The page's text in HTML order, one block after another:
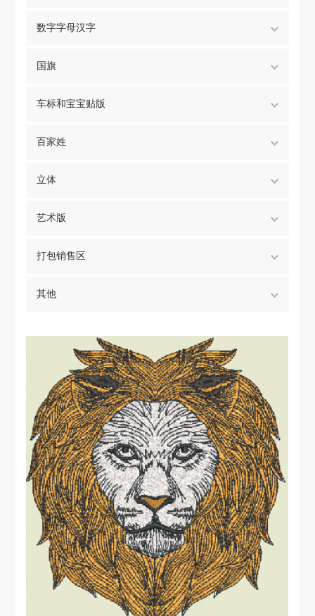
数字字母汉字
国旗
车标和宝宝贴版
百家姓
立体
艺术版
打包销售区
其他